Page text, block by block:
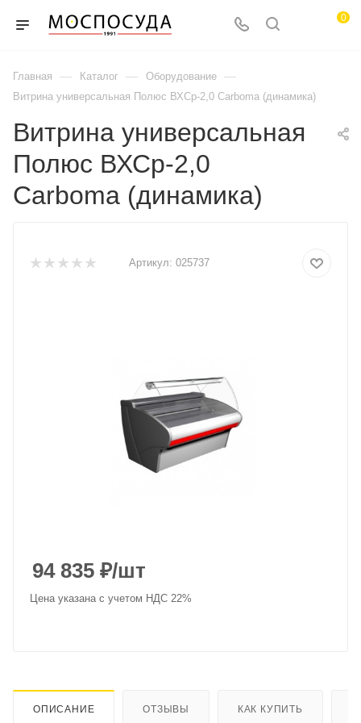
0
Главная — Каталог — Оборудование —
Витрина универсальная Полюс ВХСр-2,0 Carboma (динамика)
Витрина универсальная
Полюс ВХСр-2,0
Carboma (динамика)
Артикул: 025737
94 835 ₽/шт
Цена указана с учетом НДС 22%
ОПИСАНИЕ ОТЗЫВЫ КАК КУПИТЬ